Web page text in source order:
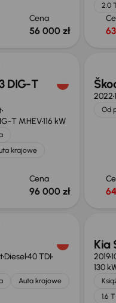
Cena
56 000 zł
2.0
DIG-T
T MHEV116 kW
krajowe
Cena
96 000 zł
2022
Od
Diesel40 TDI
Auta krajowe
Kia
2019
130
1.6